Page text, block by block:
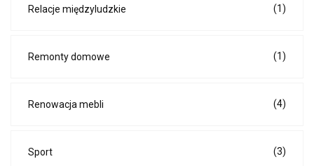
Relacje międzyludzkie (1)
Remonty domowe (1)
Renowacja mebli (4)
Sport (3)